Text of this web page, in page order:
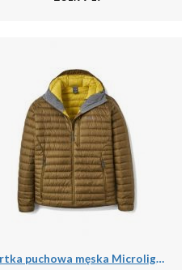
Kurtka puchowa męska Microlight Alpine